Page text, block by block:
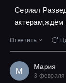
Сериал
актерам,ждём
Ответить
М Мария
3 февраля